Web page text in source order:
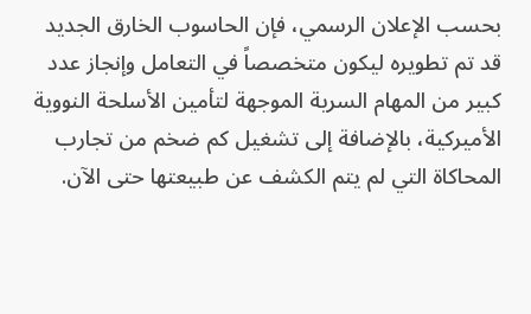
بحسب الإعلان الرسمي، فإن الحاسوب الخارق الجديد
قد تم تطويره ليكون متخصصاً في التعامل وإنجاز عدد
كبير من المهام السرية الموجهة لتأمين الأسلحة النووية
الأميركية، بالإضافة إلى تشغيل كم ضخم من تجارب
المحاكاة التي لم يتم الكشف عن طبيعتها حتى الآن.